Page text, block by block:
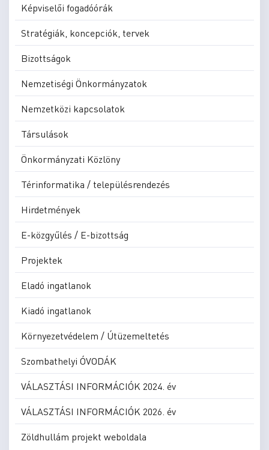
Képviselői fogadóórák
Stratégiák, koncepciók, tervek
Bizottságok
Nemzetiségi Önkormányzatok
Nemzetközi kapcsolatok
Társulások
Önkormányzati Közlöny
Térinformatika / településrendezés
Hirdetmények
E-közgyűlés / E-bizottság
Projektek
Eladó ingatlanok
Kiadó ingatlanok
Környezetvédelem / Útüzemeltetés
Szombathelyi ÓVODÁK
VÁLASZTÁSI INFORMÁCIÓK 2024. év
VÁLASZTÁSI INFORMÁCIÓK 2026. év
Zöldhullám projekt weboldala